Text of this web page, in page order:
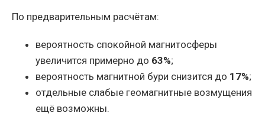
По предварительным расчётам:
вероятность спокойной магнитосферы
увеличится примерно до 63%;
вероятность магнитной бури снизится до 17%;
отдельные слабые геомагнитные возмущения
ещё возможны.